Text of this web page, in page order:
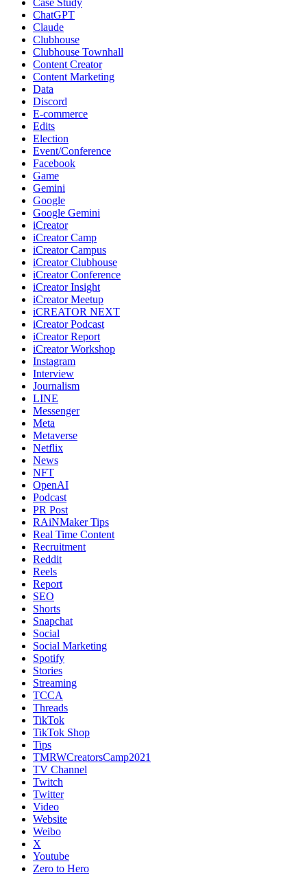
ChatGPT
Claude
Clubhouse
Clubhouse Townhall
Content Creator
Content Marketing
Data
Discord
E-commerce
Edits
Election
Event/Conference
Facebook
Game
Gemini
Google
Google Gemini
iCreator
iCreator Camp
iCreator Campus
iCreator Clubhouse
iCreator Conference
iCreator Insight
iCreator Meetup
iCREATOR NEXT
iCreator Podcast
iCreator Report
iCreator Workshop
Instagram
Interview
Journalism
LINE
Messenger
Meta
Metaverse
Netflix
News
NFT
OpenAI
Podcast
PR Post
RAiNMaker Tips
Real Time Content
Recruitment
Reddit
Reels
Report
SEO
Shorts
Snapchat
Social
Social Marketing
Spotify
Stories
Streaming
TCCA
Threads
TikTok
TikTok Shop
Tips
TMRWCreatorsCamp2021
TV Channel
Twitch
Twitter
Video
Website
Weibo
X
Youtube
Zero to Hero